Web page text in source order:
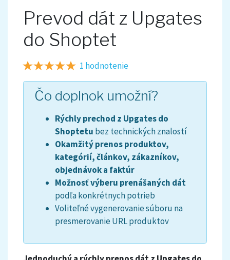
Prevod dát z Upgates
do Shoptet
1 hodnotenie
Čo doplnok umožní?
Rýchly prechod z Upgates do
Shoptetu bez technických znalostí
Okamžitý prenos produktov,
kategórií, článkov, zákazníkov,
objednávok a faktúr
Možnosť výberu prenášaných dát
podľa konkrétnych potrieb
Voliteľné vygenerovanie súboru na
presmerovanie URL produktov